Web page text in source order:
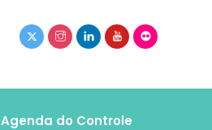
Agenda do Controle